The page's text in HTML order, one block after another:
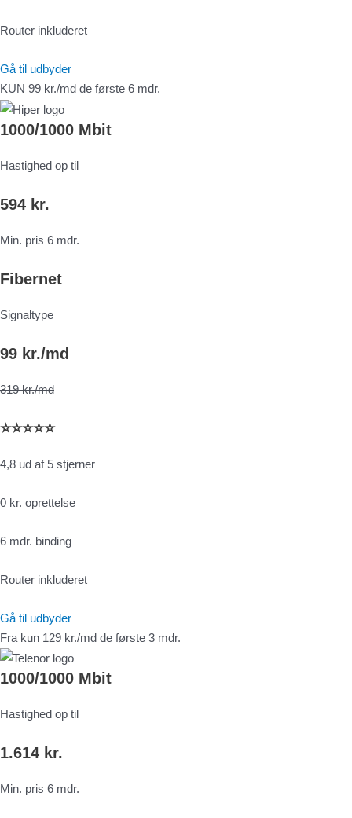
Router inkluderet
Gå til udbyder
KUN 99 kr./md de første 6 mdr.
1000/1000 Mbit
Hastighed op til
594 kr.
Min. pris 6 mdr.
Fibernet
Signaltype
99 kr./md
319 kr./md
⭐⭐⭐⭐⭐
4,8 ud af 5 stjerner
0 kr. oprettelse
6 mdr. binding
Router inkluderet
Gå til udbyder
Fra kun 129 kr./md de første 3 mdr.
1000/1000 Mbit
Hastighed op til
1.614 kr.
Min. pris 6 mdr.